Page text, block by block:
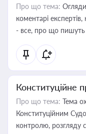
Про що тема:
коментарі
- все, про що пишуть
Конституційне
Про що тема: Тема
Конституційним
контролю, розгляду